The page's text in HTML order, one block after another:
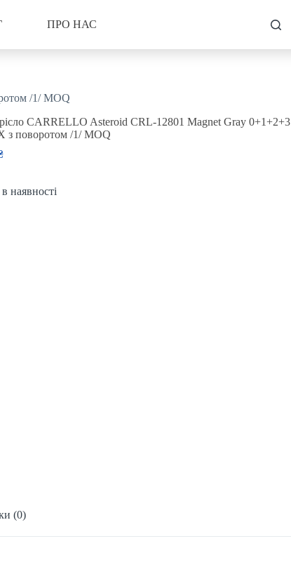
ПРО НАС
/1/ MOQ
CARRELLO Asteroid CRL-12801 Magnet Gray 0+1+2+3
з поворотом /1/ MOQ
наявності
(0)